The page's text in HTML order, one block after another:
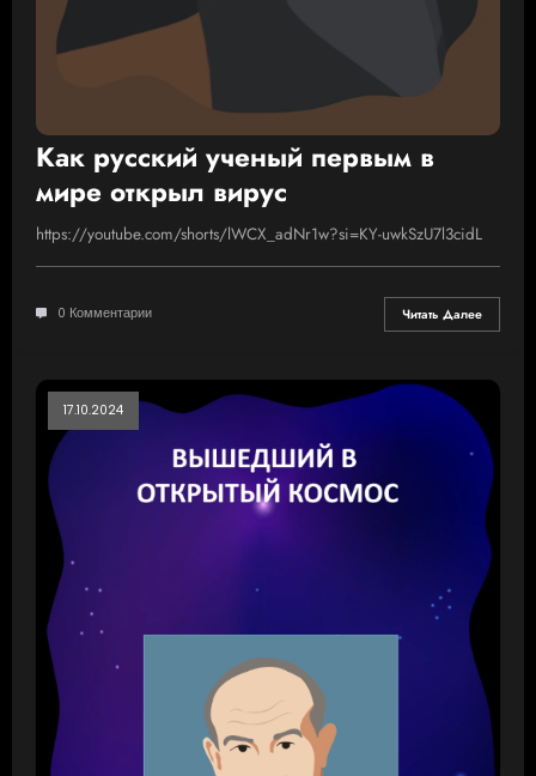
Как русский ученый первым в
мире открыл вирус
https://youtube.com/shorts/lWCX_adNr1w?si=KY-uwkSzU7l3cidL
0 Комментарии Читать Далее
17.10.2024